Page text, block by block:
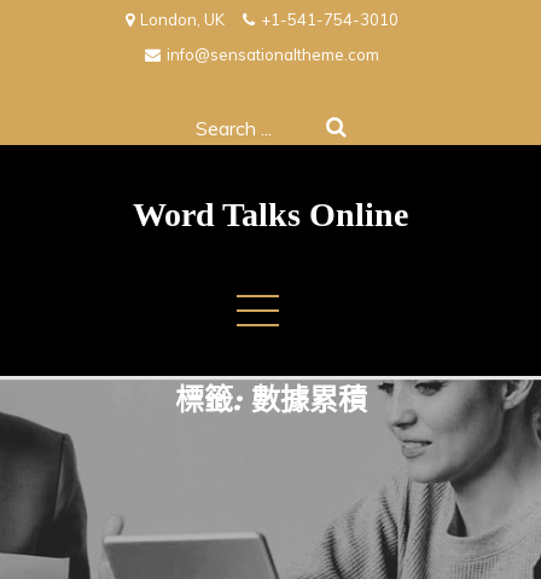
London, UK
+1-541-754-3010
info@sensationaltheme.com
Search
Word Talks Online
標籤: 數據累積